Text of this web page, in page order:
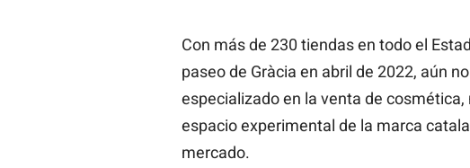
Con más de 230 tiendas en todo el
paseo de Gràcia en abril de 2022, aún
especializado en la venta de
espacio experimental de la marca
mercado.